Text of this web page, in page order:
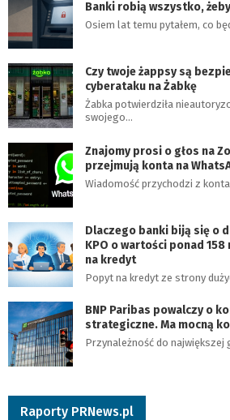
Banki robią wszystko,
Osiem lat temu pytałem, co
Czy twoje żappsy są
cyberataku na Żabkę
Żabka potwierdziła
swojego…
Znajomy prosi o głos na
przejmują konta na
Wiadomość przychodzi z
Dlaczego banki biją się o
KPO o wartości ponad
na kredyt
Popyt na kredyt ze strony
BNP Paribas powalczy o
strategiczne. Ma mocną
Przynależność do największej
Raporty PRNews.pl